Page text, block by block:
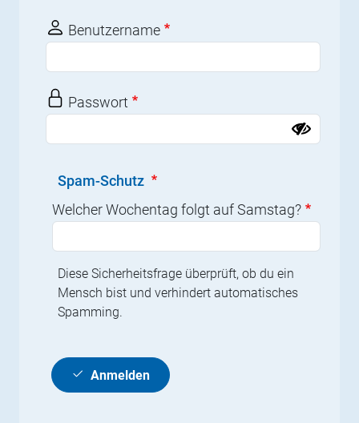
Benutzername
Passwort
Spam-Schutz
Welcher Wochentag folgt auf Samstag?
Diese Sicherheitsfrage überprüft, ob du ein
Mensch bist und verhindert automatisches
Spamming.
Anmelden